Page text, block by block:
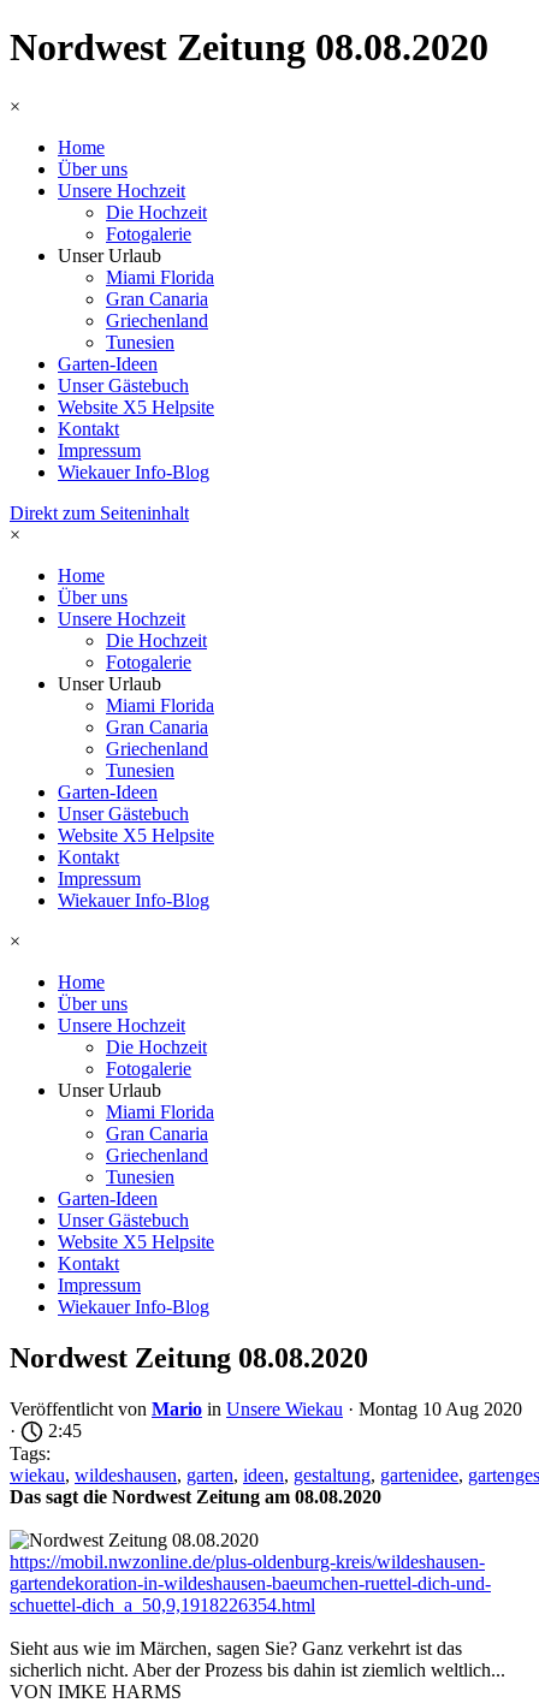
Nordwest Zeitung 08.08.2020
×
Home
Über uns
Unsere Hochzeit
Die Hochzeit
Fotogalerie
Unser Urlaub
Miami Florida
Gran Canaria
Griechenland
Tunesien
Garten-Ideen
Unser Gästebuch
Website X5 Helpsite
Kontakt
Impressum
Wiekauer Info-Blog
Direkt zum Seiteninhalt
×
Home
Über uns
Unsere Hochzeit
Die Hochzeit
Fotogalerie
Unser Urlaub
Miami Florida
Gran Canaria
Griechenland
Tunesien
Garten-Ideen
Unser Gästebuch
Website X5 Helpsite
Kontakt
Impressum
Wiekauer Info-Blog
×
Home
Über uns
Unsere Hochzeit
Die Hochzeit
Fotogalerie
Unser Urlaub
Miami Florida
Gran Canaria
Griechenland
Tunesien
Garten-Ideen
Unser Gästebuch
Website X5 Helpsite
Kontakt
Impressum
Wiekauer Info-Blog
Nordwest Zeitung 08.08.2020
Veröffentlicht von Mario in Unsere Wiekau · Montag 10 Aug 2020
·
2:45
Tags:
wiekau, wildeshausen, garten, ideen, gestaltung, gartenidee,
Das sagt die Nordwest Zeitung am 08.08.2020
https://mobil.nwzonline.de/plus-oldenburg-kreis/wildeshausen-
gartendekoration-in-wildeshausen-baeumchen-ruettel-dich-und-
schuettel-dich_a_50,9,1918226354.html
Sieht aus wie im Märchen, sagen Sie? Ganz verkehrt ist das
sicherlich nicht. Aber der Prozess bis dahin ist ziemlich weltlich...
VON IMKE HARMS